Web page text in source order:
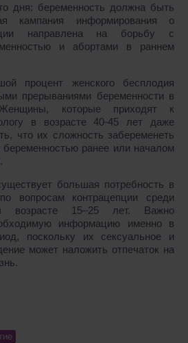
дня: беременность должна быть
кампания информирования о
направлена на борьбу с
и абортами в раннем
процент женского бесплодия
прерываниями беременности в
которые приходят к
в возрасте 40-45 лет даже
что их сложность забеременеть
беременностью ранее или началом
большая потребность в
вопросам контрацепции среди
15–25 лет. Важно
информацию именно в
поскольку их сексуальное и
может наложить отпечаток на